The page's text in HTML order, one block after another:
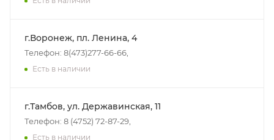
г.Воронеж, пл. Ленина, 4
Телефон: 8(473)277-66-66,
Есть в наличии
г.Тамбов, ул. Державинская, 11
Телефон: 8 (4752) 72-87-29,
Есть в наличии